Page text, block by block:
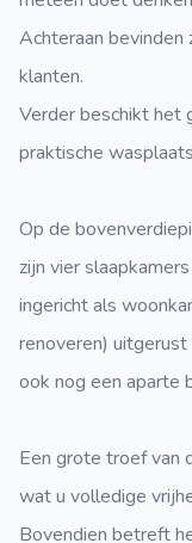
Achteraan bevinden
klanten.
Verder beschikt het
praktische
Op de
zijn vier
ingericht als
renoveren)
ook nog een aparte
Een grote troef van
wat u volledige
Bovendien betreft